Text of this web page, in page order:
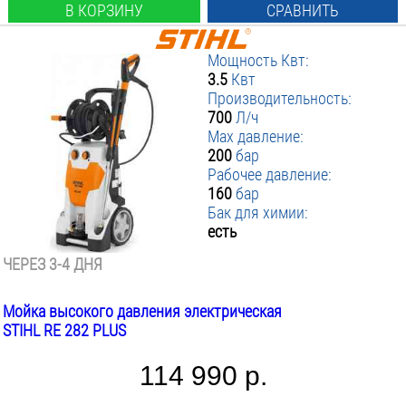
В КОРЗИНУ СРАВНИТЬ
Мощность Квт:
3.5 Квт
Производительность:
700 Л/ч
Max давление:
200бар
Рабочее давление:
160бар
Бак для химии:
есть
ЧЕРЕЗ 3-4 ДНЯ
Мойка высокого давления электрическая
STIHL RE 282 PLUS
114 990 р.